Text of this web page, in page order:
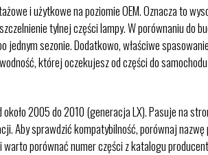
i użytkowe na poziomie OEM. Oznacza to
tylnej części lampy. W porównaniu do
sezonie. Dodatkowo, właściwe
której oczekujesz od części do samochodu
2005 do 2010 (generacja LX). Pasuje na
Aby sprawdzić kompatybilność, porównaj nazwę
porównać numer części z katalogu